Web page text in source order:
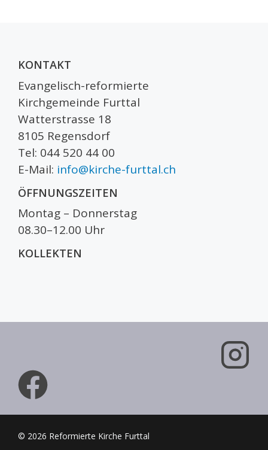
KONTAKT
Evangelisch-reformierte
Kirchgemeinde Furttal
Watterstrasse 18
8105 Regensdorf
Tel: 044 520 44 00
E-Mail: info@kirche-furttal.ch
ÖFFNUNGSZEITEN
Montag – Donnerstag
08.30–12.00 Uhr
KOLLEKTEN
© 2026 Reformierte Kirche Furttal